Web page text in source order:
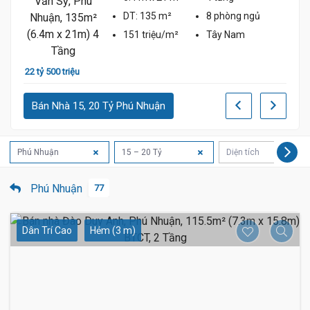
22 tỷ 500 triệu
DT: 135 m² 8 phòng ngủ
151 triệu/m²
Tây Nam
Bán Nhà 15, 20 Tỷ Phú Nhuận
Phú Nhuận 15 – 20 Tỷ Diện tích
Phú Nhuận 77
Dân Trí Cao Hẻm (3 m)